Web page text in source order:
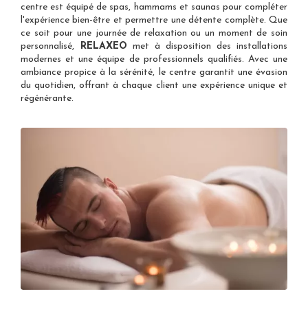
centre est équipé de spas, hammams et saunas pour compléter
l'expérience bien-être et permettre une détente complète. Que
ce soit pour une journée de relaxation ou un moment de soin
personnalisé, RELAXEO met à disposition des installations
modernes et une équipe de professionnels qualifiés. Avec une
ambiance propice à la sérénité, le centre garantit une évasion
du quotidien, offrant à chaque client une expérience unique et
régénérante.